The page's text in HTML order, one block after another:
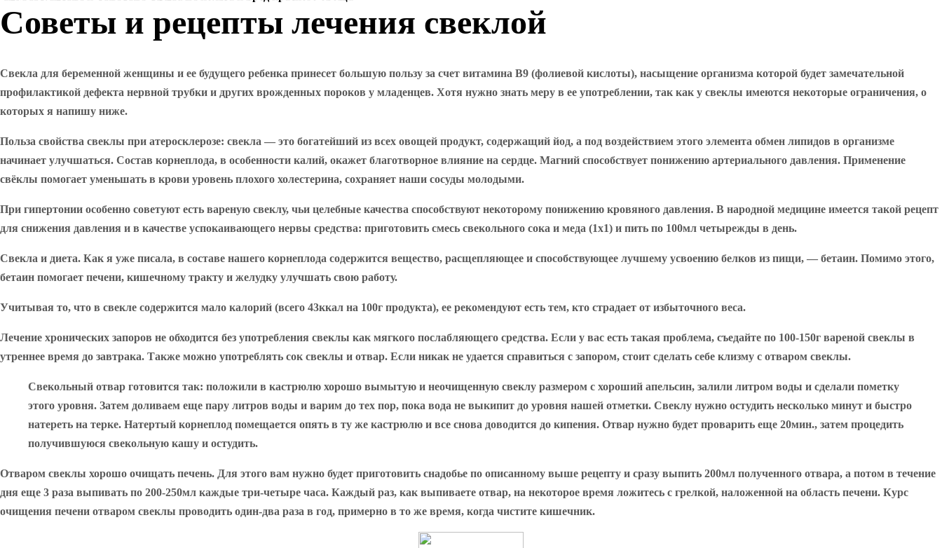
Советы и рецепты лечения свеклой
Свекла для беременной женщины и ее будущего ребенка принесет большую пользу за счет витамина В9 (фолиевой кислоты), насыщение организма которой будет замечательной
профилактикой дефекта нервной трубки и других врожденных пороков у младенцев. Хотя нужно знать меру в ее употреблении, так как у свеклы имеются некоторые ограничения, о
которых я напишу ниже.
Польза свойства свеклы при атеросклерозе: свекла — это богатейший из всех овощей продукт, содержащий йод, а под воздействием этого элемента обмен липидов в организме
начинает улучшаться. Состав корнеплода, в особенности калий, окажет благотворное влияние на сердце. Магний способствует понижению артериального давления. Применение
свёклы помогает уменьшать в крови уровень плохого холестерина, сохраняет наши сосуды молодыми.
При гипертонии особенно советуют есть вареную свеклу, чьи целебные качества способствуют некоторому понижению кровяного давления. В народной медицине имеется такой рецепт
для снижения давления и в качестве успокаивающего нервы средства: приготовить смесь свекольного сока и меда (1х1) и пить по 100мл четырежды в день.
Свекла и диета. Как я уже писала, в составе нашего корнеплода содержится вещество, расщепляющее и способствующее лучшему усвоению белков из пищи, — бетаин. Помимо этого,
бетаин помогает печени, кишечному тракту и желудку улучшать свою работу.
Учитывая то, что в свекле содержится мало калорий (всего 43ккал на 100г продукта), ее рекомендуют есть тем, кто страдает от избыточного веса.
Лечение хронических запоров не обходится без употребления свеклы как мягкого послабляющего средства. Если у вас есть такая проблема, съедайте по 100-150г вареной свеклы в
утреннее время до завтрака. Также можно употреблять сок свеклы и отвар. Если никак не удается справиться с запором, стоит сделать себе клизму с отваром свеклы.
Свекольный отвар готовится так: положили в кастрюлю хорошо вымытую и неочищенную свеклу размером с хороший апельсин, залили литром воды и сделали пометку
этого уровня. Затем доливаем еще пару литров воды и варим до тех пор, пока вода не выкипит до уровня нашей отметки. Свеклу нужно остудить несколько минут и быстро
натереть на терке. Натертый корнеплод помещается опять в ту же кастрюлю и все снова доводится до кипения. Отвар нужно будет проварить еще 20мин., затем процедить
получившуюся свекольную кашу и остудить.
Отваром свеклы хорошо очищать печень. Для этого вам нужно будет приготовить снадобье по описанному выше рецепту и сразу выпить 200мл полученного отвара, а потом в течение
дня еще 3 раза выпивать по 200-250мл каждые три-четыре часа. Каждый раз, как выпиваете отвар, на некоторое время ложитесь с грелкой, наложенной на область печени. Курс
очищения печени отваром свеклы проводить один-два раза в год, примерно в то же время, когда чистите кишечник.